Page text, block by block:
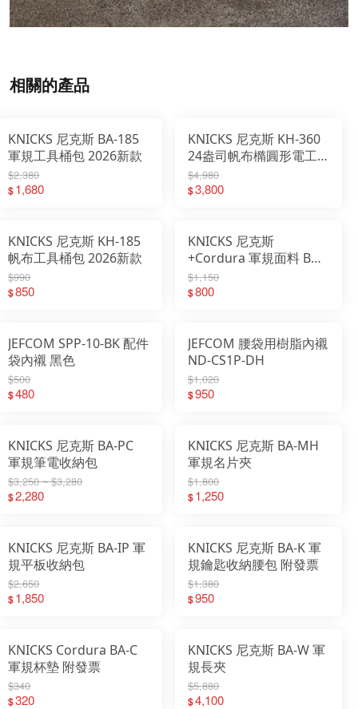
相關的產品
KNICKS 尼克斯 BA-185
軍規工具桶包 2026新款
$2,380
$1,680
KNICKS 尼克斯 KH-360
24盎司帆布橢圓形電工
包 2026新款
$4,980
$3,800
KNICKS 尼克斯 KH-185
帆布工具桶包 2026新款
$990
$850
KNICKS 尼克斯
+Cordura 軍規面料 BA-
KH 限量鑰匙圈 附發票
$1,150
$800
JEFCOM SPP-10-BK 配件
袋內襯 黑色
$500
$480
JEFCOM 腰袋用樹脂內襯
ND-CS1P-DH
$1,020
$950
KNICKS 尼克斯 BA-PC
軍規筆電收納包
$3,250 ~ $3,280
$2,280
KNICKS 尼克斯 BA-MH
軍規名片夾
$1,800
$1,250
KNICKS 尼克斯 BA-IP 軍
規平板收納包
$2,650
$1,850
KNICKS 尼克斯 BA-K 軍
規鑰匙收納腰包 附發票
$1,380
$950
KNICKS Cordura BA-C
軍規杯墊 附發票
$340
$320
KNICKS 尼克斯 BA-W 軍
規長夾
$5,880
$4,100